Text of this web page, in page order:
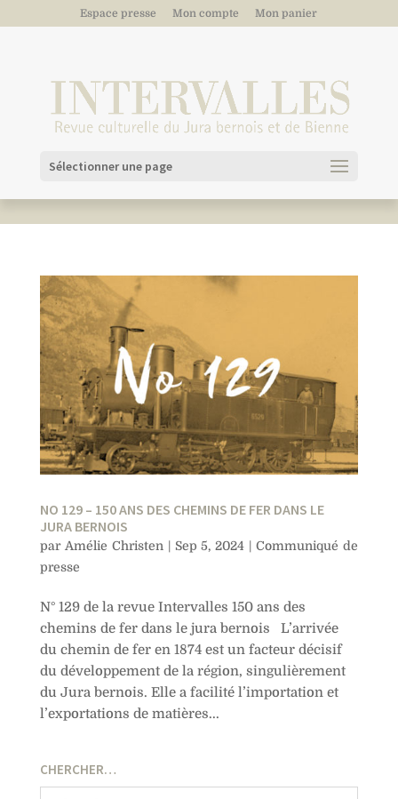
Espace presse Mon compte Mon panier
Sélectionner une page
NO 129 – 150 ANS DES CHEMINS DE FER DANS LE
JURA BERNOIS
par Amélie Christen | Sep 5, 2024 |Communiqué de
presse
N° 129 de la revue Intervalles 150 ans des
chemins de fer dans le jura bernois L’arrivée
du chemin de fer en 1874 est un facteur décisif
du développement de la région, singulièrement
du Jura bernois. Elle a facilité l’importation et
l’exportations de matières...
CHERCHER…